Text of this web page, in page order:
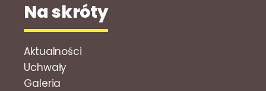
Na skróty
Aktualności
Uchwały
Galeria